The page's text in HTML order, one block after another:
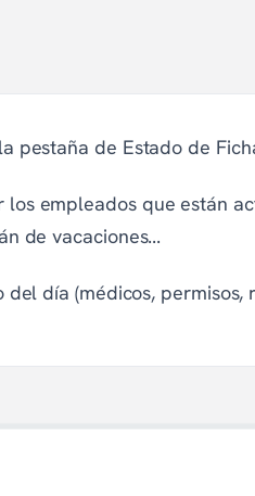
pestaña de Estado de
empleados que están
de vacaciones...
día (médicos, permisos,